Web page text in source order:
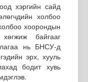
хэргийн сайд
холбоо
хоорондын
байгааг
нь БНСУ-д
эрх, хууль
бодит хувь